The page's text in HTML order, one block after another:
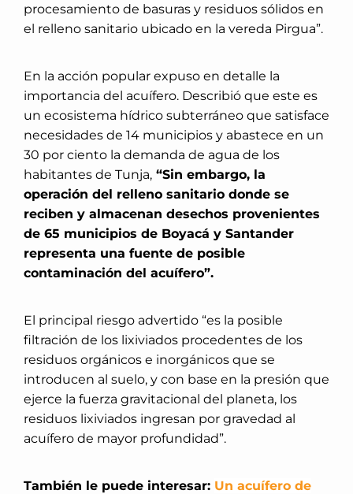
procesamiento de basuras y residuos sólidos en
el relleno sanitario ubicado en la vereda Pirgua”.
En la acción popular expuso en detalle la
importancia del acuífero. Describió que este es
un ecosistema hídrico subterráneo que satisface
necesidades de 14 municipios y abastece en un
30 por ciento la demanda de agua de los
habitantes de Tunja, “Sin embargo, la
operación del relleno sanitario donde se
reciben y almacenan desechos provenientes
de 65 municipios de Boyacá y Santander
representa una fuente de posible
contaminación del acuífero”.
El principal riesgo advertido “es la posible
filtración de los lixiviados procedentes de los
residuos orgánicos e inorgánicos que se
introducen al suelo, y con base en la presión que
ejerce la fuerza gravitacional del planeta, los
residuos lixiviados ingresan por gravedad al
acuífero de mayor profundidad”.
También le puede interesar: Un acuífero de